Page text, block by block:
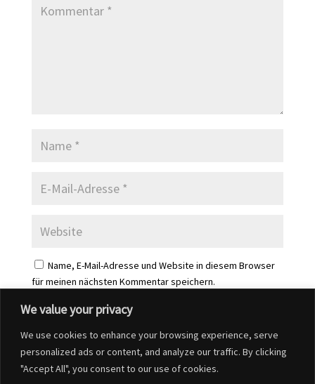
We value your privacy
We use cookies to enhance your browsing experience, serve
personalized ads or content, and analyze our traffic. By clicking
"Accept All", you consent to our use of cookies.
Name, E-Mail-Adresse und Website in diesem Browser
für meinen nächsten Kommentar speichern.